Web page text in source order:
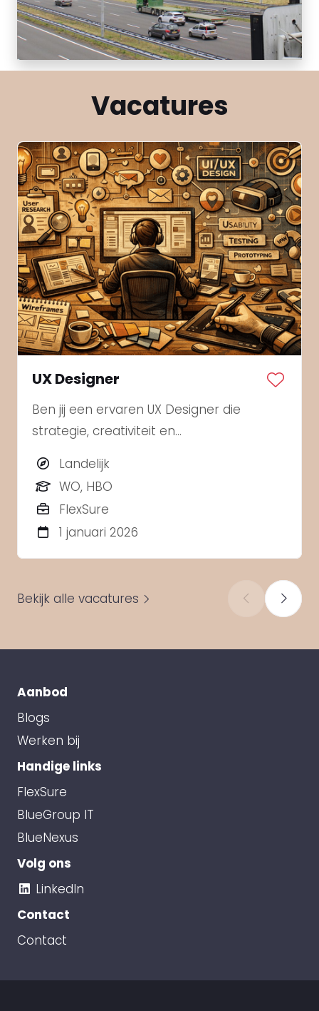
Vacatures
UX Designer
Ben jij een ervaren UX Designer die
strategie, creativiteit en
combineert?
Landelijk
WO, HBO
FlexSure
1 januari 2026
Bekijk alle vacatures ‹ ›
Aanbod
Blogs
Werken bij
Handige links
FlexSure
BlueGroup IT
BlueNexus
Volg ons
LinkedIn
Contact
Contact